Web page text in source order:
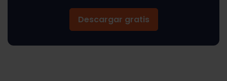
Descargar gratis